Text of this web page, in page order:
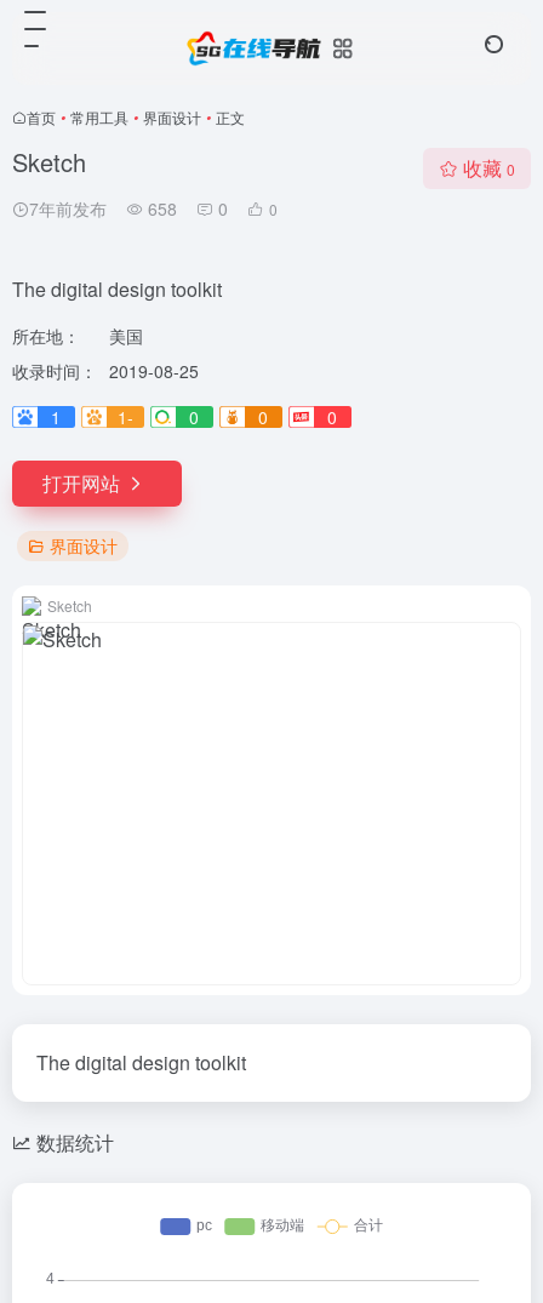
首页 • 常用工具 • 界面设计 • 正文
Sketch
7年前发布 658 0 0
收藏 0
The digital design toolkit
所在地：
美国
收录时间：
2019-08-25
1
1- 0 0 0
打开网站
界面设计
Sketch
The digital design toolkit
数据统计